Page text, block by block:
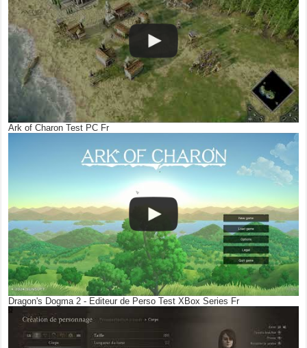
Ark of Charon Test PC Fr
Dragon's Dogma 2 - Editeur de Perso Test XBox Series Fr